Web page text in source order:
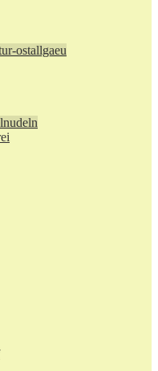
ostallgaeu